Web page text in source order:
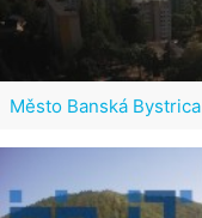
Město Banská Bystrica